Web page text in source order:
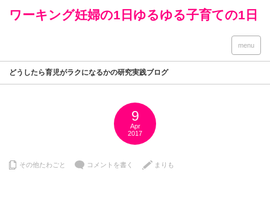
ワーキング妊婦の1日ゆるゆる子育ての1日
menu
どうしたら育児がラクになるかの研究実践ブログ
9
Apr
2017
その他たわごと コメントを書く まりも